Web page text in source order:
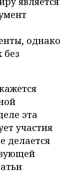
однако
без
эта
участия
делается